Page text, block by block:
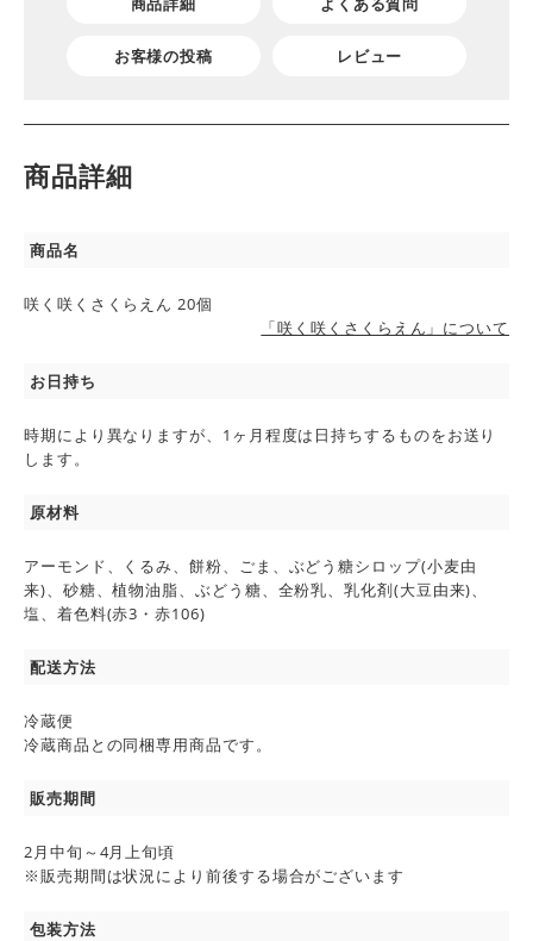
お客様の投稿 レビュー
商品詳細
商品名
咲く咲くさくらえん 20個
「咲く咲くさくらえん」について
お日持ち
時期により異なりますが、1ヶ月程度は日持ちするものをお送り
します。
原材料
アーモンド、くるみ、餅粉、ごま、ぶどう糖シロップ(小麦由
来)、砂糖、植物油脂、ぶどう糖、全粉乳、乳化剤(大豆由来)、
塩、着色料(赤3・赤106)
配送方法
冷蔵便
冷蔵商品との同梱専用商品です。
販売期間
2月中旬～4月上旬頃
※販売期間は状況により前後する場合がございます
包装方法